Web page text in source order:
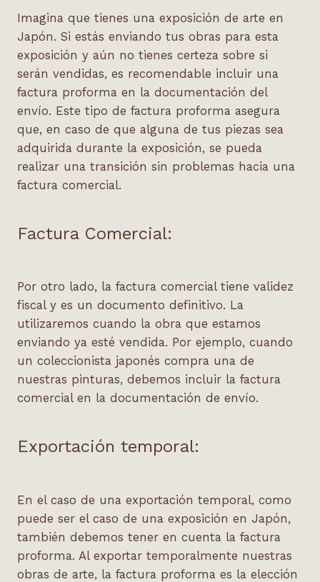
Imagina que tienes una exposición de arte en
Japón. Si estás enviando tus obras para esta
exposición y aún no tienes certeza sobre si
serán vendidas, es recomendable incluir una
factura proforma en la documentación del
envío. Este tipo de factura proforma asegura
que, en caso de que alguna de tus piezas sea
adquirida durante la exposición, se pueda
realizar una transición sin problemas hacia una
factura comercial.
Factura Comercial:
Por otro lado, la factura comercial tiene validez
fiscal y es un documento definitivo. La
utilizaremos cuando la obra que estamos
enviando ya esté vendida. Por ejemplo, cuando
un coleccionista japonés compra una de
nuestras pinturas, debemos incluir la factura
comercial en la documentación de envío.
Exportación temporal:
En el caso de una exportación temporal, como
puede ser el caso de una exposición en Japón,
también debemos tener en cuenta la factura
proforma. Al exportar temporalmente nuestras
obras de arte, la factura proforma es la elección